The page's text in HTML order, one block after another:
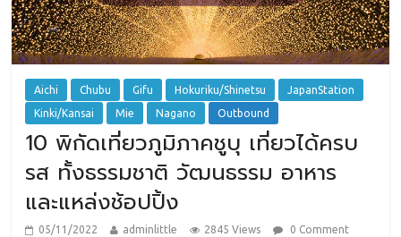
Aichi Chubu Gifu Hokuriku/Shinetsu
JapanStation
Kinki/Kansai
Mie Nagano Outbound
10 พิกัดเที่ยวภูมิภาคชูบุ เที่ยวได้ครบ
รส ทั้งธรรมชาติ วัฒนธรรม อาหาร
และแหล่งช้อปปิ้ง
05/11/2022 adminlittle 2845 Views
0 Comment